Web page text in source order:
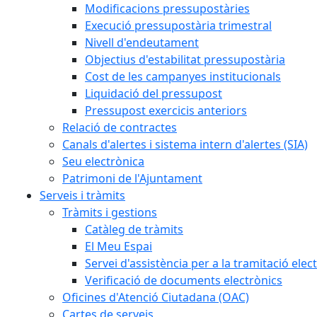
Modificacions pressupostàries
Execució pressupostària trimestral
Nivell d'endeutament
Objectius d'estabilitat pressupostària
Cost de les campanyes institucionals
Liquidació del pressupost
Pressupost exercicis anteriors
Relació de contractes
Canals d'alertes i sistema intern d'alertes (SIA)
Seu electrònica
Patrimoni de l'Ajuntament
Serveis i tràmits
Tràmits i gestions
Catàleg de tràmits
El Meu Espai
Servei d'assistència per a la tramitació
Verificació de documents electrònics
Oficines d'Atenció Ciutadana (OAC)